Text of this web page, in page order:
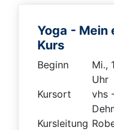
Yoga - Mein
Kurs
Beginn
Mi.,
Uhr
Kursort
vhs
Kursleitung